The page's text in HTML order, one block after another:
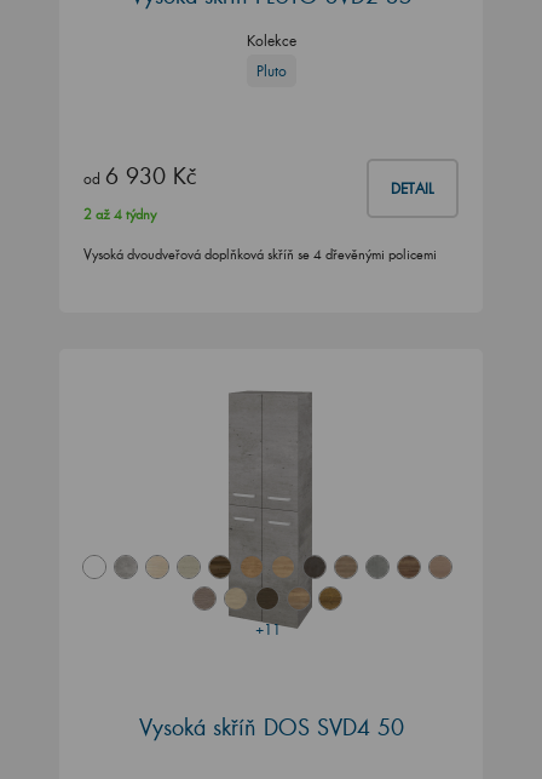
Kolekce
Pluto
od 6 930 Kč DETAIL
2 až 4 týdny
Vysoká dvoudveřová doplňková skříň se 4 dřevěnými policemi
+11
Vysoká skříň DOS SVD4 50